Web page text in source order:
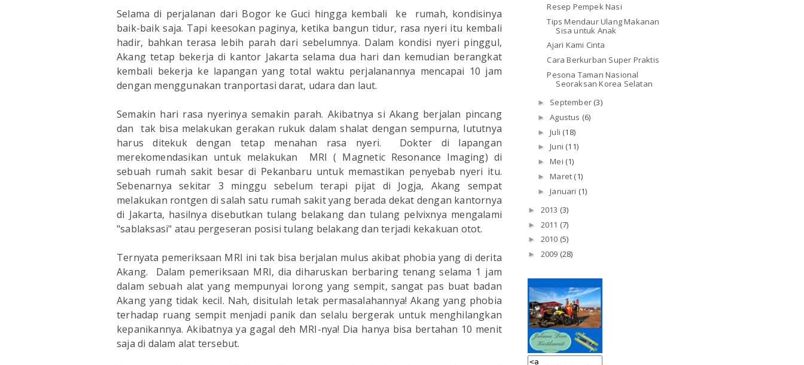
Selama di perjalanan dari Bogor ke Guci hingga kembali ke rumah, kondisinya
baik-baik saja. Tapi keesokan paginya, ketika bangun tidur, rasa nyeri itu kembali
hadir, bahkan terasa lebih parah dari sebelumnya. Dalam kondisi nyeri pinggul,
Akang tetap bekerja di kantor Jakarta selama dua hari dan kemudian berangkat
kembali bekerja ke lapangan yang total waktu perjalanannya mencapai 10 jam
dengan menggunakan tranportasi darat, udara dan laut.
Semakin hari rasa nyerinya semakin parah. Akibatnya si Akang berjalan pincang
dan tak bisa melakukan gerakan rukuk dalam shalat dengan sempurna, lututnya
harus ditekuk dengan tetap menahan rasa nyeri. Dokter di lapangan
merekomendasikan untuk melakukan MRI ( Magnetic Resonance Imaging) di
sebuah rumah sakit besar di Pekanbaru untuk memastikan penyebab nyeri itu.
Sebenarnya sekitar 3 minggu sebelum terapi pijat di Jogja, Akang sempat
melakukan rontgen di salah satu rumah sakit yang berada dekat dengan kantornya
di Jakarta, hasilnya disebutkan tulang belakang dan tulang pelvixnya mengalami
"sablaksasi" atau pergeseran posisi tulang belakang dan terjadi kekakuan otot.
Ternyata pemeriksaan MRI ini tak bisa berjalan mulus akibat phobia yang di derita
Akang. Dalam pemeriksaan MRI, dia diharuskan berbaring tenang selama 1 jam
dalam sebuah alat yang mempunyai lorong yang sempit, sangat pas buat badan
Akang yang tidak kecil. Nah, disitulah letak permasalahannya! Akang yang phobia
terhadap ruang sempit menjadi panik dan selalu bergerak untuk menghilangkan
kepanikannya. Akibatnya ya gagal deh MRI-nya! Dia hanya bisa bertahan 10 menit
saja di dalam alat tersebut.
Resep Pempek Nasi
Tips Mendaur Ulang Makanan
Sisa untuk Anak
Ajari Kami Cinta
Cara Berkurban Super Praktis
Pesona Taman Nasional
Seoraksan Korea Selatan
► September (3)
►Agustus (6)
►Juli (18)
►Juni (11)
►Mei (1)
►Maret (1)
►Januari (1)
► 2013 (3)
► 2011 (7)
► 2010 (5)
► 2009 (28)